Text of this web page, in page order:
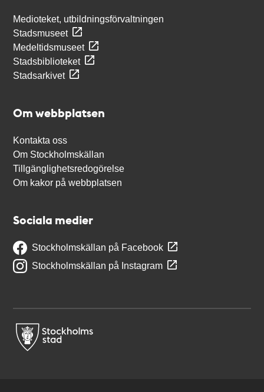
Medioteket, utbildningsförvaltningen
Stadsmuseet
Medeltidsmuseet
Stadsbiblioteket
Stadsarkivet
Om webbplatsen
Kontakta oss
Om Stockholmskällan
Tillgänglighetsredogörelse
Om kakor på webbplatsen
Sociala medier
Stockholmskällan på Facebook
Stockholmskällan på Instagram